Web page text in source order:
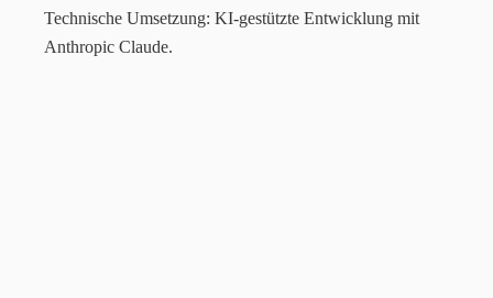
Technische Umsetzung: KI-gestützte Entwicklung mit
Anthropic Claude.